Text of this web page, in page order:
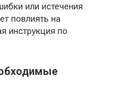
или истечения
повлиять на
инструкция по